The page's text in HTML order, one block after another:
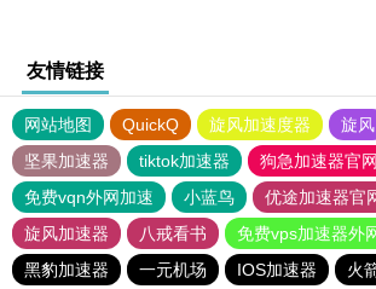
友情链接
网站地图 QuickQ 旋风加速度器 旋风
坚果加速器
tiktok加速器
狗急加速器官网
免费vqn外网加速
小蓝鸟 优途加速器官
旋风加速器
八戒看书
免费vps加速器外
黑豹加速器
一元机场 IOS加速器
火